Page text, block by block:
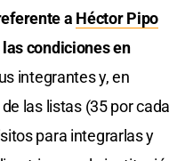
a Héctor Pipo
condiciones en
integrantes y, en
las listas (35 por cada
para integrarlas y